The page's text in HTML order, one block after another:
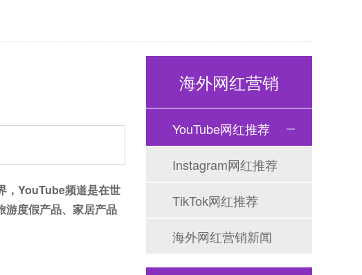
，YouTube频道是在世
游度假产品、家居产品
海外网红营销
YouTube网红推荐
Instagram网红推荐
TikTok网红推荐
海外网红营销新闻
Tiktok海外营销